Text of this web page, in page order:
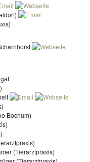
Bochum)
(Tierarztpraxis)